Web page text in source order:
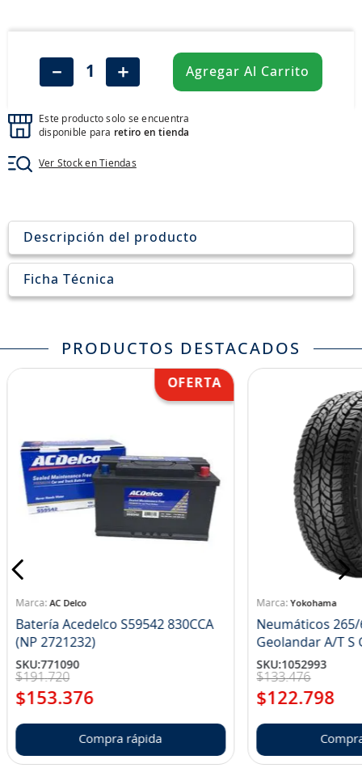
＋
－ Agregar Al Carrito
Este producto solo se encuentra
disponible para retiro en tienda
Ver Stock en Tiendas
Descripción del producto
Ficha Técnica
PRODUCTOS DESTACADOS
AC Delco
Batería Acedelco S59542 830CCA
(NP 2721232)
SKU:771090
$191.720
$153.376
Compra rápida
Yokohama
Neumáticos 265/
SKU:1052993
$133.476
$122.798
john deere